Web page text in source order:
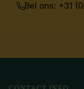
Bel ons: +31